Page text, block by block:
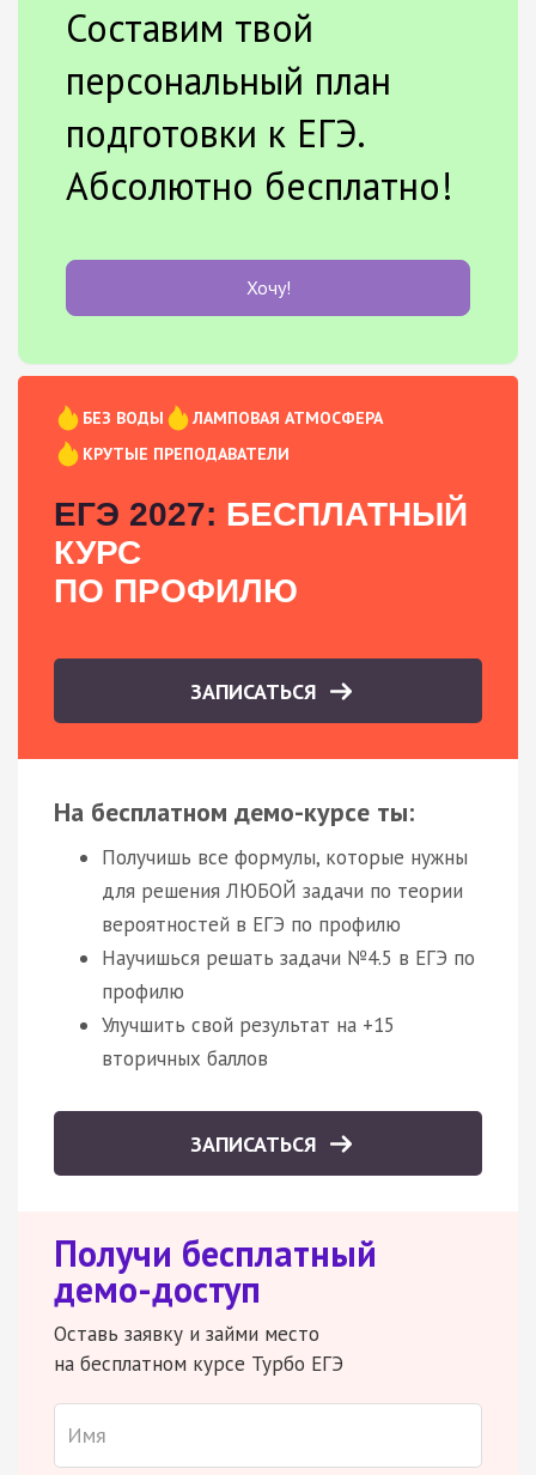
Составим твой
персональный план
подготовки к ЕГЭ.
Абсолютно бесплатно!
Хочу!
БЕЗ ВОДЫ
ЛАМПОВАЯ АТМОСФЕРА
КРУТЫЕ ПРЕПОДАВАТЕЛИ
ЕГЭ 2027: БЕСПЛАТНЫЙ
КУРС
ПО ПРОФИЛЮ
ЗАПИСАТЬСЯ
На бесплатном демо-курсе ты:
Получишь все формулы, которые нужны
для решения ЛЮБОЙ задачи по теории
вероятностей в ЕГЭ по профилю
Научишься решать задачи №4.5 в ЕГЭ по
профилю
Улучшить свой результат на +15
вторичных баллов
ЗАПИСАТЬСЯ
Получи бесплатный
демо-доступ
Оставь заявку и займи место
на бесплатном курсе Турбо ЕГЭ